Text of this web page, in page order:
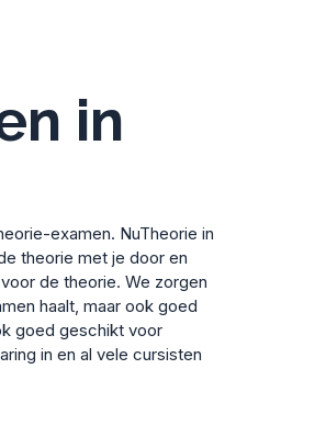
in
examen. NuTheorie in
theorie met je door en
de theorie. We zorgen
haalt, maar ook goed
goed geschikt voor
in en al vele cursisten